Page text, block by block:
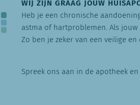
WIJ ZIJN GRAAG JOUW
Heb je een chronische
astma of hartproblemen. Als
Zo ben je zeker van een veilige
Spreek ons aan in de apotheek